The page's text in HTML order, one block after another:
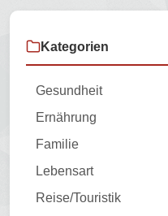
Kategorien
Gesundheit
Ernährung
Familie
Lebensart
Reise/Touristik